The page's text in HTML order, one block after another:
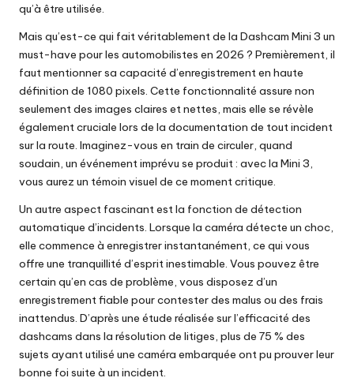
qu’à être utilisée.
Mais qu’est-ce qui fait véritablement de la Dashcam Mini 3 un
must-have pour les automobilistes en 2026 ? Premièrement, il
faut mentionner sa capacité d’enregistrement en haute
définition de 1080 pixels. Cette fonctionnalité assure non
seulement des images claires et nettes, mais elle se révèle
également cruciale lors de la documentation de tout incident
sur la route. Imaginez-vous en train de circuler, quand
soudain, un événement imprévu se produit : avec la Mini 3,
vous aurez un témoin visuel de ce moment critique.
Un autre aspect fascinant est la fonction de détection
automatique d’incidents. Lorsque la caméra détecte un choc,
elle commence à enregistrer instantanément, ce qui vous
offre une tranquillité d’esprit inestimable. Vous pouvez être
certain qu’en cas de problème, vous disposez d’un
enregistrement fiable pour contester des malus ou des frais
inattendus. D’après une étude réalisée sur l’efficacité des
dashcams dans la résolution de litiges, plus de 75 % des
sujets ayant utilisé une caméra embarquée ont pu prouver leur
bonne foi suite à un incident.